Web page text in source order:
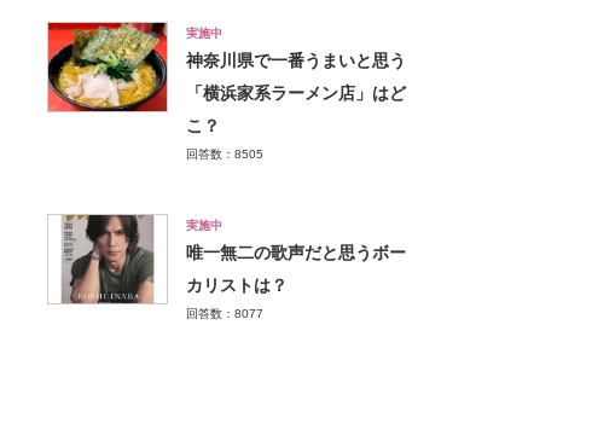
実施中
神奈川県で一番うまいと思う
「横浜家系ラーメン店」はど
こ？
回答数：8505
実施中
唯一無二の歌声だと思うボー
カリストは？
回答数：8077